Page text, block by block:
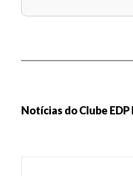
Notícias do Clube EDP